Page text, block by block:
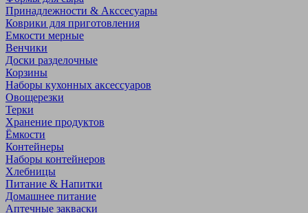
Принадлежности & Акссесуары
Коврики для приготовления
Емкости мерные
Венчики
Доски разделочные
Корзины
Наборы кухонных аксессуаров
Овощерезки
Терки
Хранение продуктов
Ёмкости
Контейнеры
Наборы контейнеров
Хлебницы
Питание & Напитки
Домашнее питание
Аптечные закваски